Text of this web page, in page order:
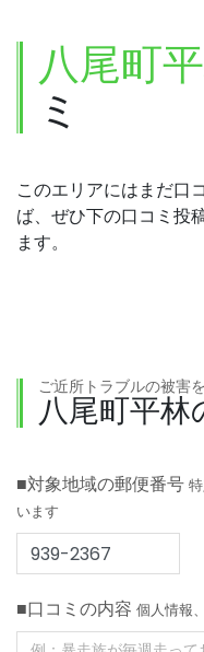
八尾町
ミ
このエリアにはまだ口
ば、ぜひ下の口コミ投
ます。
ご近所トラブルの被害
八尾町平林
■対象地域の郵便番号
います
■口コミの内容 個人情報